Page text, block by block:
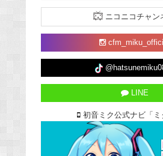
ニコニコチャン
LINE
初音ミク公式ナビ「ミ